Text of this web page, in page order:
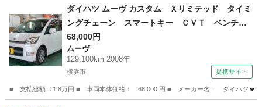
番田駅 アトレーワゴン
ダイハツ ムーヴ カスタム Ｘリミテッド タイミ
ングチェーン スマートキー ＣＶＴ ベンチシ
ート フルフラット 社外アルミホール フォグ
ランプ インパネシフト 衝突安全ボディ 盗難
防止システム 電格ミラー パワステ ＡＢＳ
68,000円
ムーヴ
129,100km 2008年
横浜市 提携サイト
■ 支払総額: 11.8万円 ■ 車両本体価格： 68,000 円 ■ メーカー名： ダイハツ